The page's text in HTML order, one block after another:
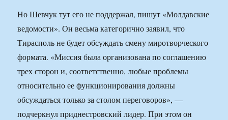
Но Шевчук тут его не поддержал, пишут «Молдавские
ведомости». Он весьма категорично заявил, что
Тирасполь не будет обсуждать смену миротворческого
формата. «Миссия была организована по соглашению
трех сторон и, соответственно, любые проблемы
относительно ее функционирования должны
обсуждаться только за столом переговоров», —
подчеркнул приднестровский лидер. При этом он